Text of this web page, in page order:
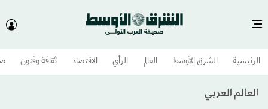
الرئيسية الشرق الأوسط​ العالم الرأي الاقتصاد ثقافة وفنون
العالم العربي